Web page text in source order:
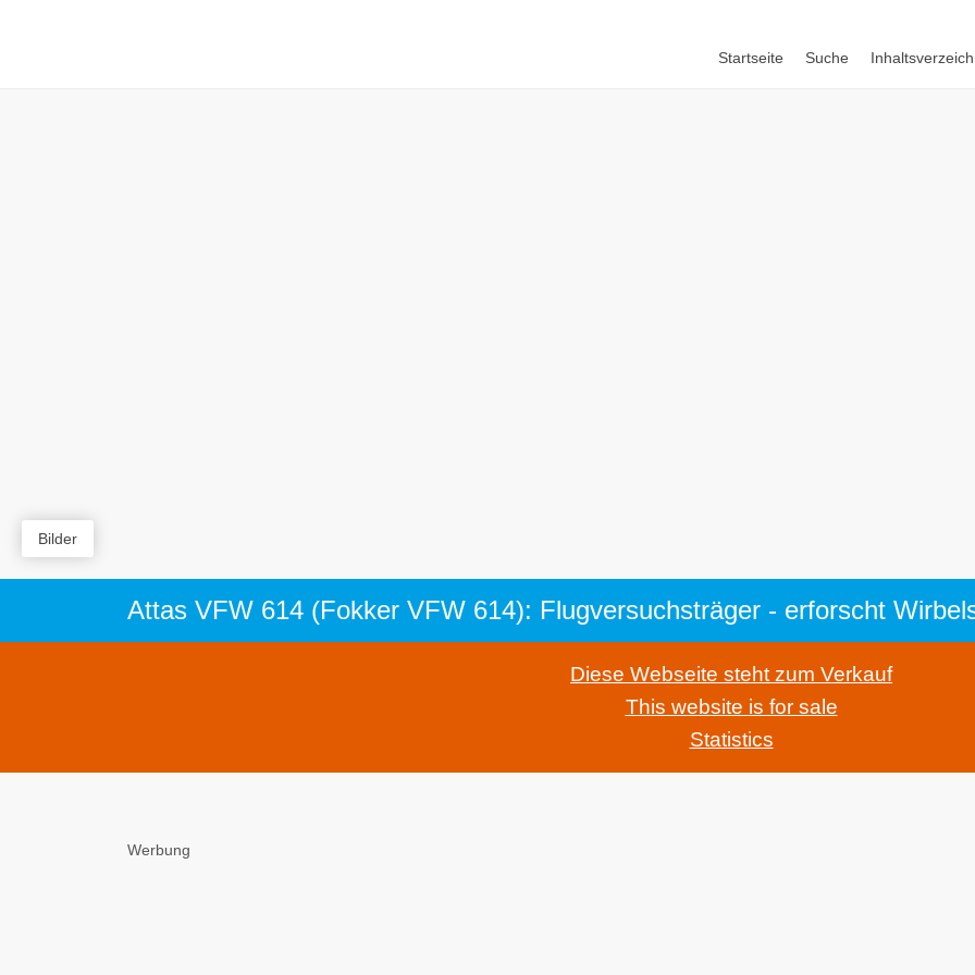
Startseite Suche
Bilder
Attas VFW 614 (Fokker VFW 614): Flugversuchsträger - erforscht
Diese Webseite steht zum Verkauf
This website is for sale
Statistics
Werbung